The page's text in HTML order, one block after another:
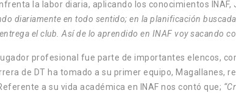
la labor diaria, aplicando los conocimientos INAF,
diariamente en todo sentido; en la planificación
el club. Así de lo aprendido en INAF voy sacando
profesional fue parte de importantes elencos,
de DT ha tomado a su primer equipo, Magallanes,
a su vida académica en INAF nos contó que;